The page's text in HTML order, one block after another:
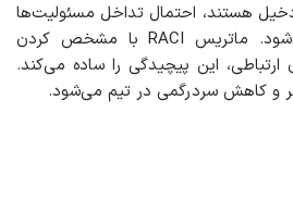
دخیل هستند، احتمال تداخل مسئولیت‌ها
یا قطع ارتباط بیشتر می‌شود. ماتریس RACI با مشخص کردن
این پیچیدگی را ساده می‌کند.
و کاهش سردرگمی در تیم می‌شود.